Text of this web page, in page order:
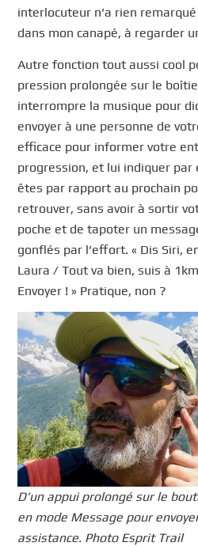
interlocuteur n’a rien
dans mon canapé, à regarder
Autre fonction tout aussi cool
pression prolongée sur le
interrompre la musique pour
envoyer à une personne de
efficace pour informer votre
progression, et lui indiquer par
êtes par rapport au prochain
retrouver, sans avoir à sortir
poche et de tapoter un
gonflés par l’effort. « Dis Siri,
Laura / Tout va bien, suis à
Envoyer ! » Pratique, non ?
D’un appui prolongé sur le
en mode Message pour
assistance. Photo Esprit Trail